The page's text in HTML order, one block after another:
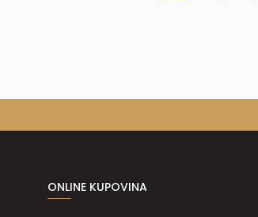
ONLINE KUPOVINA